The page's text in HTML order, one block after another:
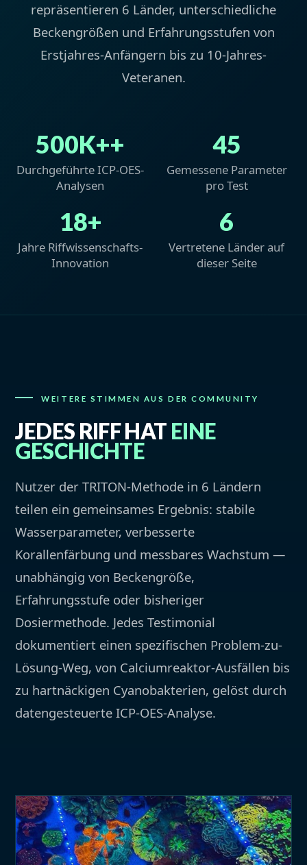
repräsentieren 6 Länder, unterschiedliche
Beckengrößen und Erfahrungsstufen von
Erstjahres-Anfängern bis zu 10-Jahres-
Veteranen.
500K++
Durchgeführte ICP-OES-
Analysen
45
Gemessene Parameter
pro Test
18+
Jahre Riffwissenschafts-
Innovation
6
Vertretene Länder auf
dieser Seite
WEITERE STIMMEN AUS DER COMMUNITY
JEDES RIFF HAT EINE
GESCHICHTE
Nutzer der TRITON-Methode in 6 Ländern
teilen ein gemeinsames Ergebnis: stabile
Wasserparameter, verbesserte
Korallenfärbung und messbares Wachstum —
unabhängig von Beckengröße,
Erfahrungsstufe oder bisheriger
Dosiermethode. Jedes Testimonial
dokumentiert einen spezifischen Problem-zu-
Lösung-Weg, von Calciumreaktor-Ausfällen bis
zu hartnäckigen Cyanobakterien, gelöst durch
datengesteuerte ICP-OES-Analyse.